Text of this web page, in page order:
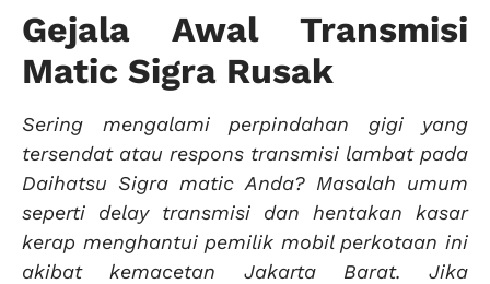
Gejala Awal Transmisi
Matic Sigra Rusak
Sering mengalami perpindahan gigi yang
tersendat atau respons transmisi lambat pada
Daihatsu Sigra matic Anda? Masalah umum
seperti delay transmisi dan hentakan kasar
kerap menghantui pemilik mobil perkotaan ini
akibat kemacetan Jakarta Barat. Jika